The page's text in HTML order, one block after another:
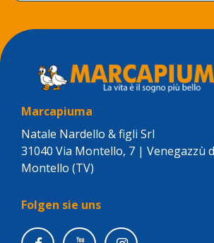
Marcapiuma
Natale Nardello & figli Srl
31040 Via Montello, 7 | Venegazzù
Montello (TV)
Folgen sie uns